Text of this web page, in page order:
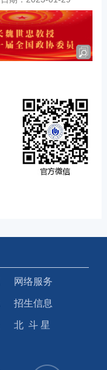
网络服务
招生信息
北 斗 星